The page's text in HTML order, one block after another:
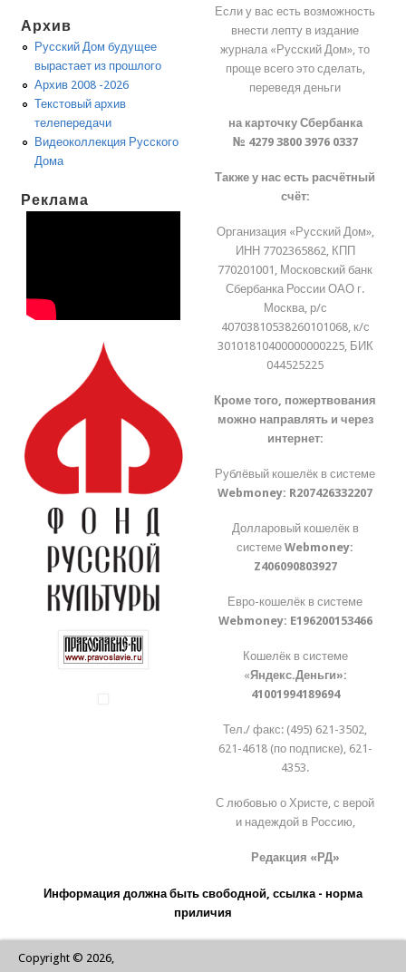
Архив
Русский Дом будущее
вырастает из прошлого
Архив 2008 -2026
Текстовый архив
телепередачи
Видеоколлекция Русского
Дома
Реклама
Если у вас есть возможность
внести лепту в издание
журнала «Русский Дом», то
проще всего это сделать,
переведя деньги
на карточку Сбербанка
№ 4279 3800 3976 0337
Также у нас есть расчётный
счёт:
Организация «Русский Дом»,
ИНН 7702365862, КПП
770201001, Московский банк
Сбербанка России ОАО г.
Москва, р/с
40703810538260101068, к/с
30101810400000000225, БИК
044525225
Кроме того, пожертвования
можно направлять и через
интернет:
Рублёвый кошелёк в системе
Webmoney: R207426332207
Долларовый кошелёк в
системеWebmoney:
Z406090803927
Евро-кошелёк в системе
Webmoney: E196200153466
Кошелёк в системе
«Яндекс.Деньги»:
41001994189694
Тел./ факс: (495) 621-3502,
621-4618 (по подписке), 621-
4353.
С любовью о Христе, с верой
и надеждой в Россию,
Редакция «РД»
Информация должна быть свободной, ссылка - норма
приличия
Copyright © 2026,